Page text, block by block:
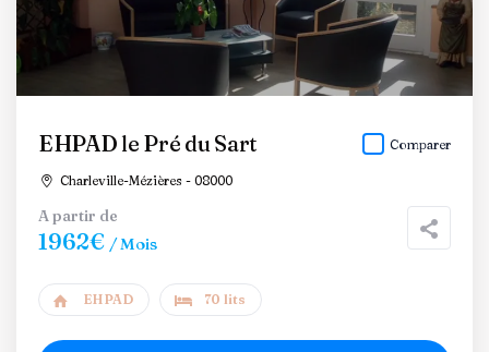
EHPAD le Pré du Sart
Charleville-Mézières - 08000
Comparer
A partir de
1962€ / Mois
EHPAD 70 lits